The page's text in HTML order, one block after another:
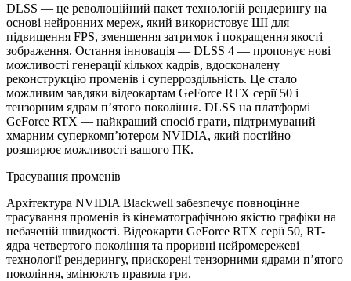
DLSS — це революційний пакет технологій рендерингу на
основі нейронних мереж, який використовує ШІ для
підвищення FPS, зменшення затримок і покращення якості
зображення. Остання інновація — DLSS 4 — пропонує нові
можливості генерації кількох кадрів, вдосконалену
реконструкцію променів і суперроздільність. Це стало
можливим завдяки відеокартам GeForce RTX серії 50 і
тензорним ядрам п’ятого покоління. DLSS на платформі
GeForce RTX — найкращий спосіб грати, підтримуваний
хмарним суперкомп’ютером NVIDIA, який постійно
розширює можливості вашого ПК.
Трасування променів
Архітектура NVIDIA Blackwell забезпечує повноцінне
трасування променів із кінематографічною якістю графіки на
небаченій швидкості. Відеокарти GeForce RTX серії 50, RT-
ядра четвертого покоління та проривні нейромережеві
технології рендерингу, прискорені тензорними ядрами п’ятого
покоління, змінюють правила гри.